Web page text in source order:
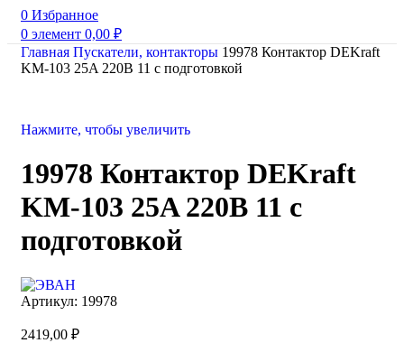
0 Избранное
0 элемент 0,00 ₽
Главная Пускатели, контакторы 19978 Контактор DEKraft
KM-103 25A 220В 11 с подготовкой
Нажмите, чтобы увеличить
19978 Контактор DEKraft
KM-103 25A 220В 11 с
подготовкой
Артикул: 19978
2419,00 ₽